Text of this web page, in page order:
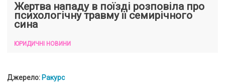
Жертва нападу в поїзді розповіла про
психологічну травму її семирічного
сина
ЮРИДИЧНІ НОВИНИ
Джерело: Ракурс